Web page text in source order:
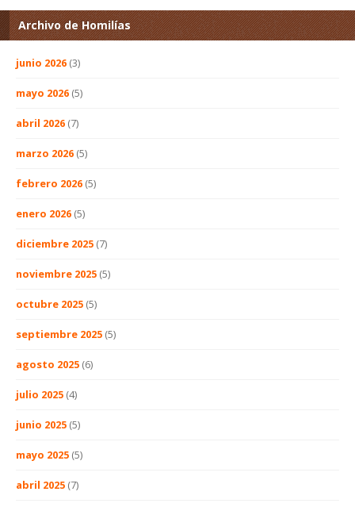
Archivo de Homilías
junio 2026 (3)
mayo 2026 (5)
abril 2026 (7)
marzo 2026 (5)
febrero 2026 (5)
enero 2026 (5)
diciembre 2025 (7)
noviembre 2025 (5)
octubre 2025 (5)
septiembre 2025 (5)
agosto 2025 (6)
julio 2025 (4)
junio 2025 (5)
mayo 2025 (5)
abril 2025 (7)